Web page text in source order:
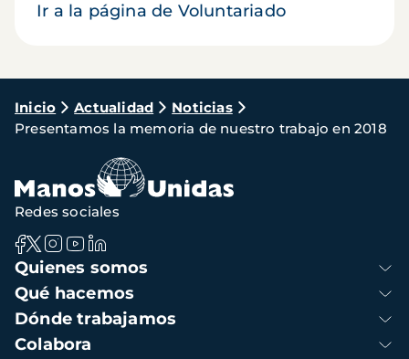
Ir a la página de Voluntariado
Ruta
de
navegación
Inicio Actualidad
Noticias
Presentamos la memoria de nuestro trabajo en 2018
Navegación
principal
Quienes somos
Qué hacemos
Dónde trabajamos
Colabora
Redes sociales